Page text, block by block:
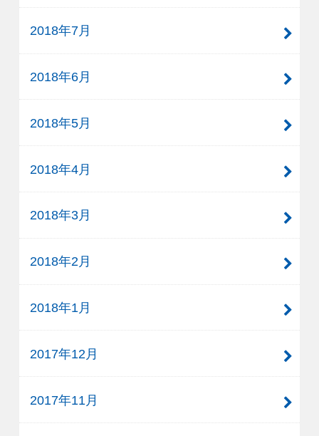
2018年7月
2018年6月
2018年5月
2018年4月
2018年3月
2018年2月
2018年1月
2017年12月
2017年11月